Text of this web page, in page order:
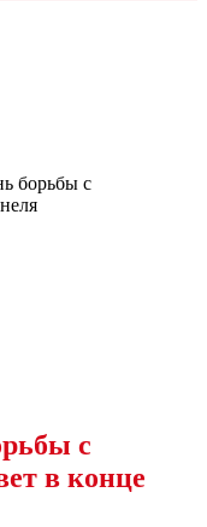
борьбы с
с
в конце